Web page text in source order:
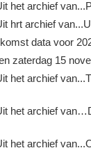
het archief
hrt archief
data voor
zaterdag 15
het archief
het archief
het archief